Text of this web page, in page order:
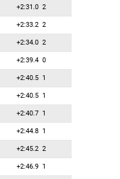
+2:31.0 2
+2:33.2 2
+2:34.0 2
+2:39.4 0
+2:40.5 1
+2:40.5 1
+2:40.7 1
+2:44.8 1
+2:45.2 2
+2:46.9 1